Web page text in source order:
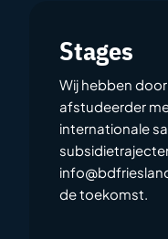
Stages
Wij hebben
afstudeerder
internationale
de toekomst.